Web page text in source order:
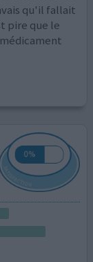
qu'il fallait
pire que le